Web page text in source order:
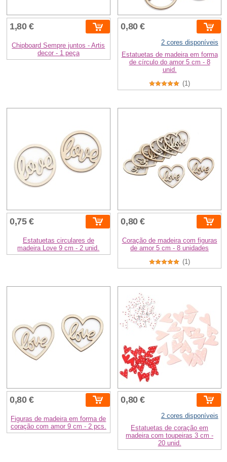
1,80 €
Chipboard Sempre juntos - Artis
decor - 1 peça
0,80 €
2 cores disponíveis
Estatuetas de madeira em forma
de círculo do amor 5 cm - 8
unid.
(1)
0,75 €
Estatuetas circulares de
madeira Love 9 cm - 2 unid.
0,80 €
Coração de madeira com figuras
de amor 5 cm - 8 unidades
(1)
0,80 €
Figuras de madeira em forma de
coração com amor 9 cm - 2 pcs.
0,80 €
2 cores disponíveis
Estatuetas de coração em
madeira com toupeiras 3 cm -
20 unid.